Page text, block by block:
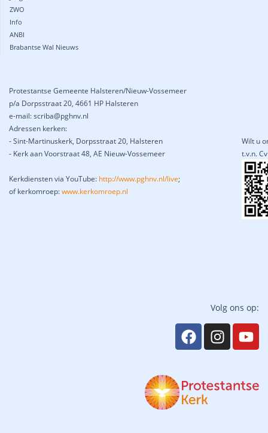
ZWO
Info
ANBI
Brabantse Wal Nieuws
Protestantse Gemeente Halsteren/Nieuw-Vossemeer
p/a Dorpsstraat 20, 4661 HP Halsteren
e-mail: scriba@pghnv.nl
Adressen kerken:
- Sint-Martinuskerk, Dorpsstraat 20, Halsteren
- Kerk aan Voorstraat 48, AE Nieuw-Vossemeer
Kerkdiensten via YouTube: http://www.pghnv.nl/live;
of kerkomroep:www.kerkomroep.nl
Wilt u
t.v.n.
Volg ons op: